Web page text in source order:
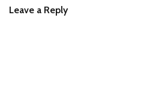
Leave a Reply